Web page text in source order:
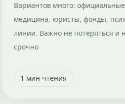
Вариантов много:
медицина, юристы, фонды,
линии. Важно не потеряться и
срочно
1 мин чтения